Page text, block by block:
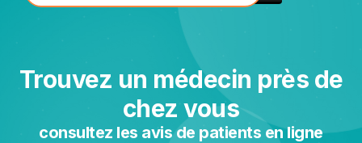
Trouvez un médecin près de
chez vous
consultez les avis de patients en ligne